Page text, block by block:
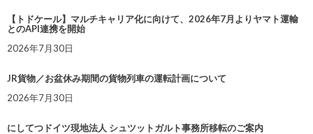
【トドケール】マルチキャリア化に向けて、2026年7月よりヤマト運輸
とのAPI連携を開始
2026年7月30日
JR貨物／お盆休み期間の貨物列車の運転計画について
2026年7月30日
にしてつドイツ現地法人 シュツットガルト事務所移転のご案内